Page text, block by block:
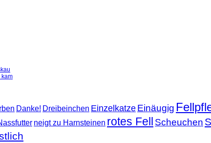
kam
Danke! Dreibeinchen Einzelkatze Einäugig
neigt zu Harnsteinen rotes Fell Scheuchen